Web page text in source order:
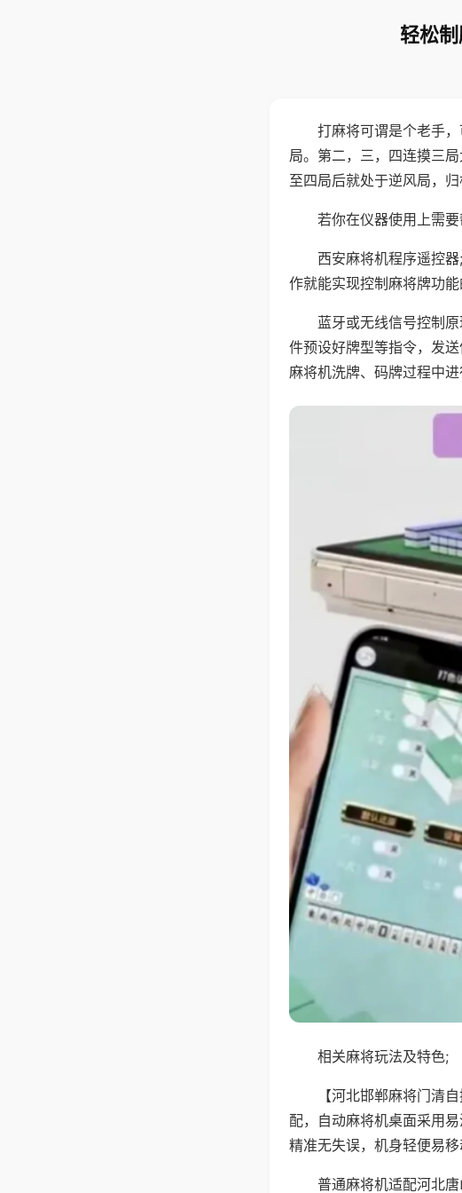
轻松
打麻将可谓是个老手
局。第二，三，四连摸三
至四局后就处于逆风局，归
若你在仪器使用上需
西安麻将机程序遥控
作就能实现控制麻将牌功能
蓝牙或无线信号控制
件预设好牌型等指令，发
麻将机洗牌、码牌过程中进
相关麻将玩法及特色;
【河北邯郸麻将门清
配，自动麻将机桌面采用
精准无失误，机身轻便易
普通麻将机适配河北